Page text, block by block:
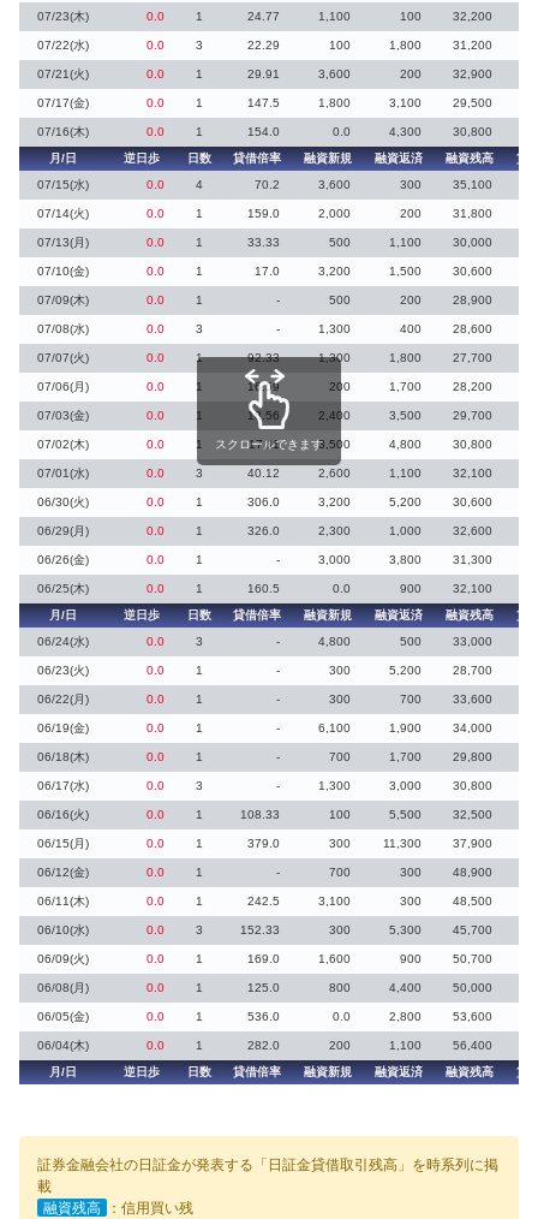
07/23(木) 0.0 1 24.77 1,100 100 32,200
07/22(水) 0.0 3 22.29 100 1,800 31,200
07/21(火) 0.0 1 29.91 3,600 200 32,900
07/17(金) 0.0 1 147.5 1,800 3,100 29,500
07/16(木) 0.0 1 154.0 0.0 4,300
30,800
月/日
逆日歩 日数 貸借倍率 融資新規 融資返済 融資残高
貸
07/15(水)
0.0 4 70.2 3,600 300 35,100
07/14(火) 0.0 1 159.0 2,000 200 31,800
07/13(月) 0.0 1 33.33 500 1,100 30,000
07/10(金) 0.0 1 17.0 3,200 1,500 30,600
07/09(木) 0.0 1 - 500 200 28,900
07/08(水) 0.0 3 - 1,300 400 28,600
07/07(火) 0.0 1 92.33 1,300 1,800 27,700
07/06(月) 0.0 1 16.59 200 1,700 28,200
07/03(金) 0.0 1 18.56 2,400 3,500 29,700
07/02(木) 0.0 1 17.11 3,500 4,800 30,800
07/01(水) 0.0 3 40.12 2,600 1,100 32,100
06/30(火) 0.0 1 306.0 3,200 5,200 30,600
06/29(月) 0.0 1 326.0 2,300 1,000 32,600
06/26(金) 0.0 1 - 3,000 3,800 31,300
06/25(木) 0.0 1 160.5 0.0 900
32,100
月/日
逆日歩 日数 貸借倍率 融資新規 融資返済 融資残高
貸
06/24(水)
0.0 3 - 4,800 500 33,000
06/23(火) 0.0 1 - 300 5,200 28,700
06/22(月) 0.0 1 - 300 700 33,600
06/19(金) 0.0 1 - 6,100 1,900 34,000
06/18(木) 0.0 1 - 700 1,700 29,800
06/17(水) 0.0 3 - 1,300 3,000 30,800
06/16(火) 0.0 1 108.33 100 5,500 32,500
06/15(月) 0.0 1 379.0 300 11,300 37,900
06/12(金) 0.0 1 - 700 300 48,900
06/11(木) 0.0 1 242.5 3,100 300 48,500
06/10(水) 0.0 3 152.33 300 5,300 45,700
06/09(火) 0.0 1 169.0 1,600 900 50,700
06/08(月) 0.0 1 125.0 800 4,400 50,000
06/05(金) 0.0 1 536.0 0.0 2,800 53,600
06/04(木) 0.0 1 282.0 200 1,100
56,400
月/日
逆日歩 日数 貸借倍率 融資新規 融資返済 融資残高 貸
スクロールできます
証券金融会社の日証金が発表する「日証金貸借取引残高」を時系列に掲
載
融資残高
：信用買い残